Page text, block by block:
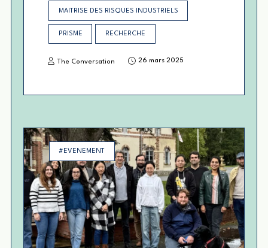
MAITRISE DES RISQUES INDUSTRIELS
PRISME RECHERCHE
The Conversation 26 mars 2025
#EVENEMENT